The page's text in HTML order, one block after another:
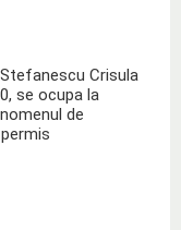
Crisula
se ocupa la
de